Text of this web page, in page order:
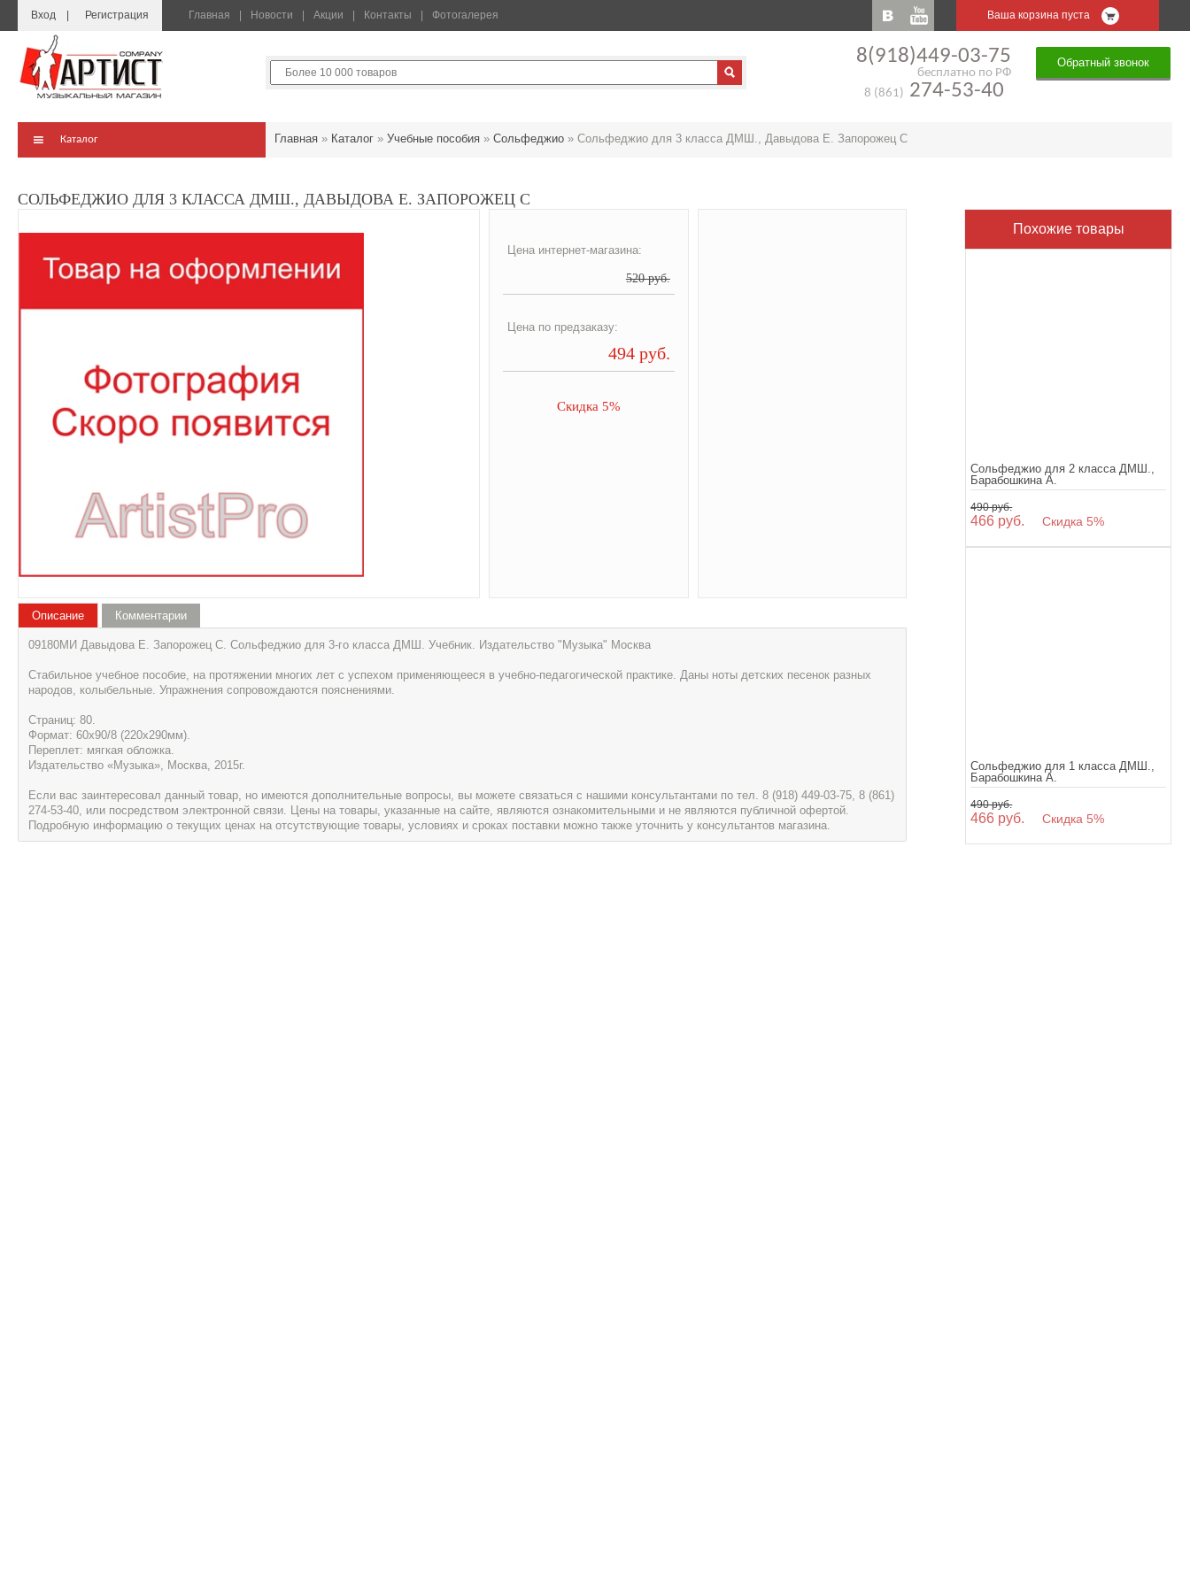
Вход Регистрация Главная Новости Акции Контакты Фотогалерея Ваша корзина пуста
8(918)449-03-75
бесплатно по РФ
8 (861) 274-53-40
Обратный звонок
Каталог Главная » Каталог » Учебные пособия » Сольфеджио » Сольфеджио для 3 класса ДМШ., Давыдова Е. Запорожец С
СОЛЬФЕДЖИО ДЛЯ 3 КЛАССА ДМШ., ДАВЫДОВА Е. ЗАПОРОЖЕЦ С
Цена интернет-магазина:
520 руб.
Цена по предзаказу:
494 руб.
Скидка 5%
Похожие товары
Сольфеджио для 2 класса ДМШ.,
Барабошкина А.
490 руб.
466 руб. Скидка 5%
Сольфеджио для 1 класса ДМШ.,
Барабошкина А.
490 руб.
466 руб. Скидка 5%
Описание
09180МИ Давыдова Е. Запорожец С. Сольфеджио для 3-го класса ДМШ. Учебник. Издательство "Музыка" Москва
Cтабильное учебное пособие, на протяжении многих лет с успехом применяющееся в учебно-педагогической практике. Даны ноты детских песенок разных
народов, колыбельные. Упражнения сопровождаются пояснениями.
Страниц: 80.
Формат: 60х90/8 (220х290мм).
Переплет: мягкая обложка.
Издательство «Музыка», Москва, 2015г.
Если вас заинтересовал данный товар, но имеются дополнительные вопросы, вы можете связаться с нашими консультантами по тел. 8 (918) 449-03-75, 8 (861)
274-53-40, или посредством электронной связи. Цены на товары, указанные на сайте, являются ознакомительными и не являются публичной офертой.
Подробную информацию о текущих ценах на отсутствующие товары, условиях и сроках поставки можно также уточнить у консультантов магазина.
Комментарии